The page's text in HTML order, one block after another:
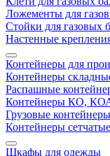
Ложементы для
Стойки для газовых
Настенные
Контейнеры для
Контейнеры
Распашные
Контейнеры КО,
Грузовые контейнеры
Контейнеры сетчатые
Шкафы для одежды